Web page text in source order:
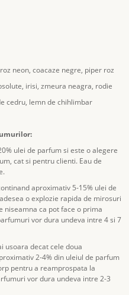
neon, coacaze negre, piper roz
irisi, zmeura neagra, rodie
cedru, lemn de chihlimbar
ulei de parfum si este o alegere
cat si pentru clienti. Eau de
aproximativ 5-15% ulei de
o explozie rapida de mirosuri
niseamna ca pot face o prima
vor dura undeva intre 4 si 7
usoara decat cele doua
2-4% din uleiul de parfum
pentru a reamprospata la
vor dura undeva intre 2-3